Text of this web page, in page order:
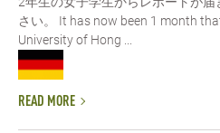
さい。 It has now been 1 month
University of Hong ...
READ MORE